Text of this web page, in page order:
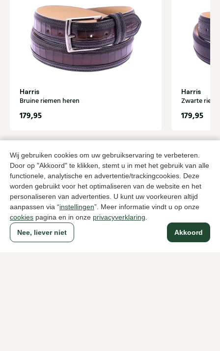
Wij gebruiken cookies om uw gebruikservaring te verbeteren.
Door op "Akkoord" te klikken, stemt u in met het gebruik van alle
functionele, analytische en advertentie/trackingcookies. Deze
worden gebruikt voor het optimaliseren van de website en het
personaliseren van advertenties. U kunt uw voorkeuren altijd
aanpassen via “instellingen”. Meer informatie vindt u op onze
cookies pagina en in onze privacyverklaring
Akkoord
Nee, liever niet
Harris
Bruine riemen heren
179,95
Harris
Zwarte
179,95
Naar alle producten
Sinds 1983 een begrip in Den Haag
Voor dames Voor heren